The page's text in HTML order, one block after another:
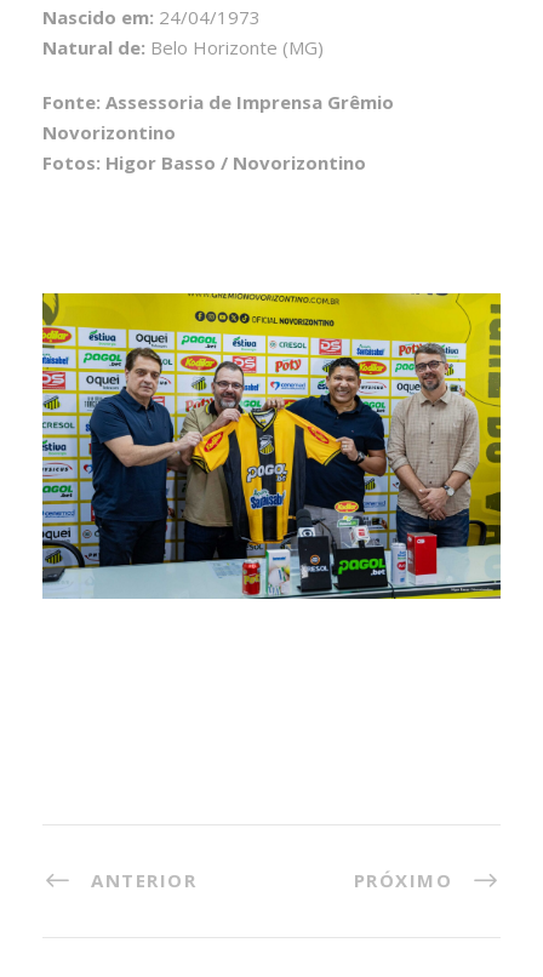
Nascido em: 24/04/1973
Natural de: Belo Horizonte (MG)
Fonte: Assessoria de Imprensa Grêmio
Novorizontino
Fotos: Higor Basso / Novorizontino
ANTERIOR PRÓXIMO